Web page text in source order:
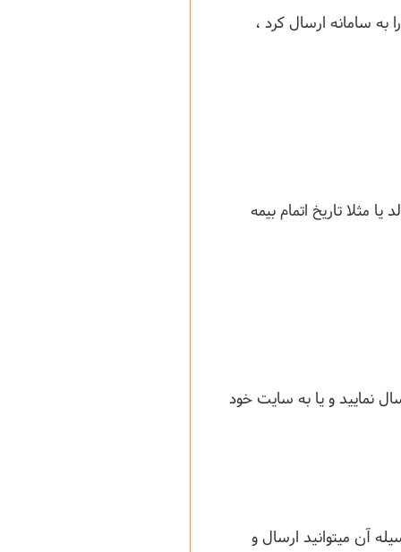
به ازای هر دریافت خود می توانید یک پاسخ مشخص نمایید (مثلا : اگر کسی عدد 1 را به سامانه ارسال کرد ،
مثلا تاریخ اتمام بیمه
نمایید و یا به سایت خود
به وسیله آن میتوانید ارسال و